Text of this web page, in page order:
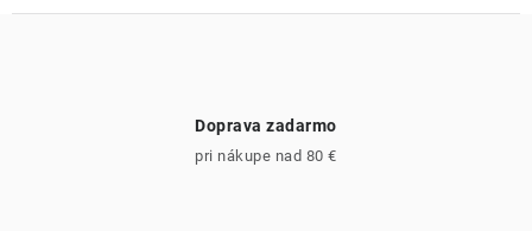
Doprava zadarmo
pri nákupe nad 80 €